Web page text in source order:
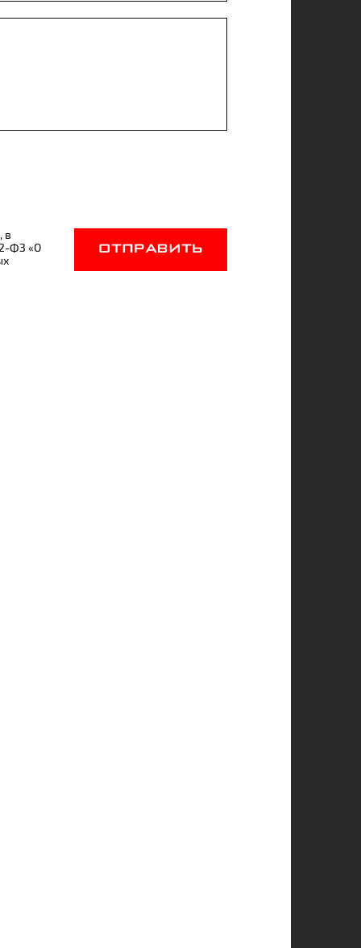
в
ФЗ «О
ОТПРАВИТЬ